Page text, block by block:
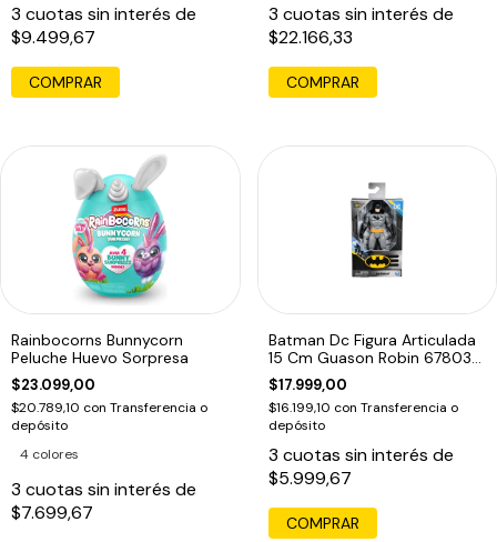
3 cuotas sin interés de
$9.499,67
3 cuotas sin interés de
$22.166,33
Rainbocorns Bunnycorn
Peluche Huevo Sorpresa
$23.099,00
$20.789,10 con Transferencia o
depósito
4 colores
3 cuotas sin interés de
$7.699,67
Batman Dc Figura Articulada
15 Cm Guason Robin 67803
Edu
$17.999,00
$16.199,10 con Transferencia o
depósito
3 cuotas sin interés de
$5.999,67
COMPRAR